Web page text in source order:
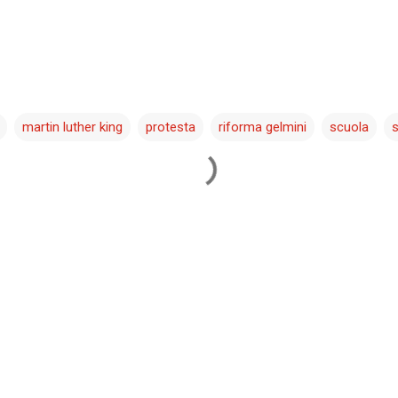
martin luther king protesta riforma gelmini scuola